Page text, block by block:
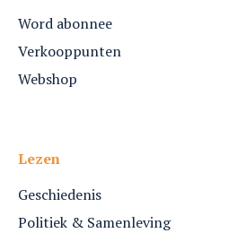
Word abonnee
Verkooppunten
Webshop
Lezen
Geschiedenis
Politiek & Samenleving